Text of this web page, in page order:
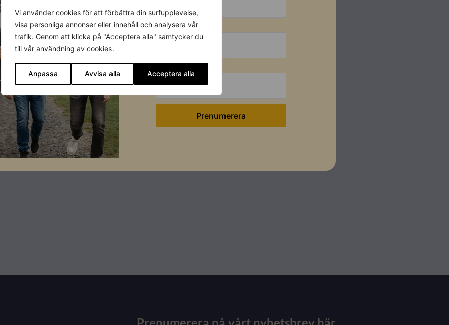
Vi använder cookies för att förbättra din surfupplevelse,
visa personliga annonser eller innehåll och analysera vår
trafik. Genom att klicka på "Acceptera alla" samtycker du
till vår användning av cookies.
Anpassa Avvisa alla Acceptera alla
Förnamn
Efternamn